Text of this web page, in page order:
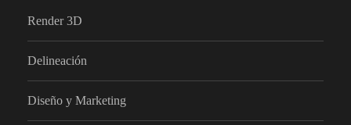
Render 3D
Delineación
Diseño y Marketing